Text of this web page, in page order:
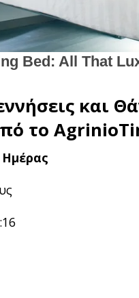
και
το